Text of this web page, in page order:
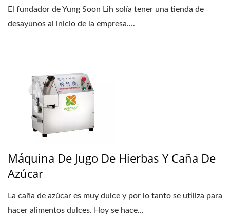
El fundador de Yung Soon Lih solía tener una tienda de
desayunos al inicio de la empresa....
Máquina De Jugo De Hierbas Y Caña De
Azúcar
La caña de azúcar es muy dulce y por lo tanto se utiliza para
hacer alimentos dulces. Hoy se hace...